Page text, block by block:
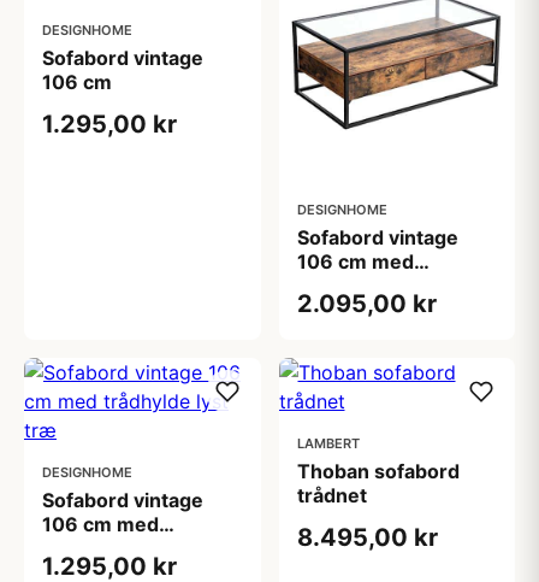
DESIGNHOME
Sofabord vintage
106 cm
1.295,00 kr
DESIGNHOME
Sofabord vintage
106 cm med
2.095,00 kr
DESIGNHOME
Sofabord vintage
106 cm med
1.295,00 kr
LAMBERT
Thoban sofabord
trådnet
8.495,00 kr